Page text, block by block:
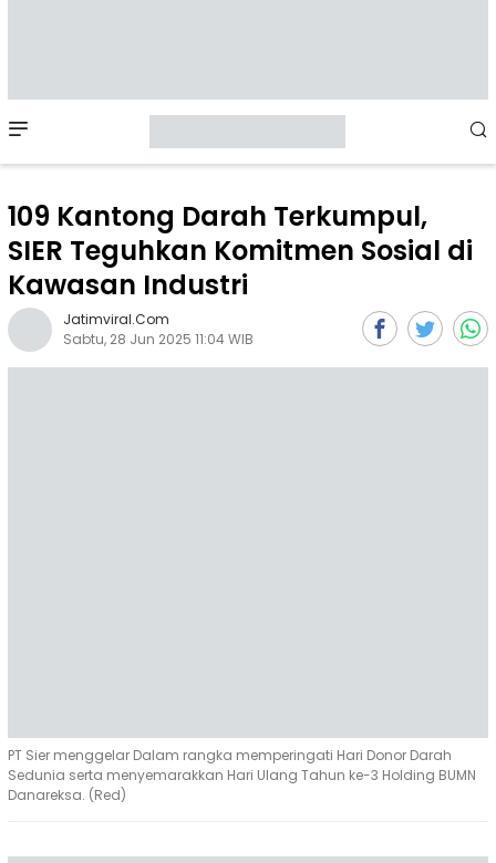
Menu
109 Kantong Darah Terkumpul,
SIER Teguhkan Komitmen Sosial di
Kawasan Industri
Jatimviral.com
Sabtu, 28 Jun 2025 11:04 WIB
PT Sier menggelar Dalam rangka memperingati Hari Donor Darah
Sedunia serta menyemarakkan Hari Ulang Tahun ke-3 Holding BUMN
Danareksa. (Red)